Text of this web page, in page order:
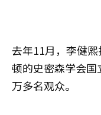
去年11月，李健
顿的史密森学会
万多名观众。